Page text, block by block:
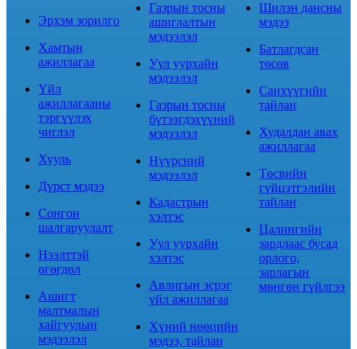
Эрхэм зорилго
Хамтын
ажиллагаа
Үйл
ажиллагааны
тэргүүлэх
чиглэл
Хууль
Дүрст мэдээ
Сонгон
шалгаруулалт
Нээлттэй
өгөгдөл
Ашигт
малтмалын
хайгуулын
мэдээлэл
Газрын тосны
ашиглалтын
мэдээлэл
Уул уурхайн
мэдээлэл
Газрын тосны
бүтээгдэхүүний
мэдээлэл
Нүүрсний
мэдээлэл
Кадастрын
хэлтэс
Уул уурхайн
хэлтэс
Авлигын эсрэг
үйл ажиллагаа
Хүний нөөцийн
мэдээ, тайлан
Шилэн дансны
мэдээ
Батлагдсан
төсөв
Санхүүгийн
тайлан
Худалдан авах
ажиллагаа
Төсвийн
гүйцэтгэлийн
тайлан
Цалингийн
зардлаас бусад
орлого,
зарлагын
мөнгөн гүйлгээ